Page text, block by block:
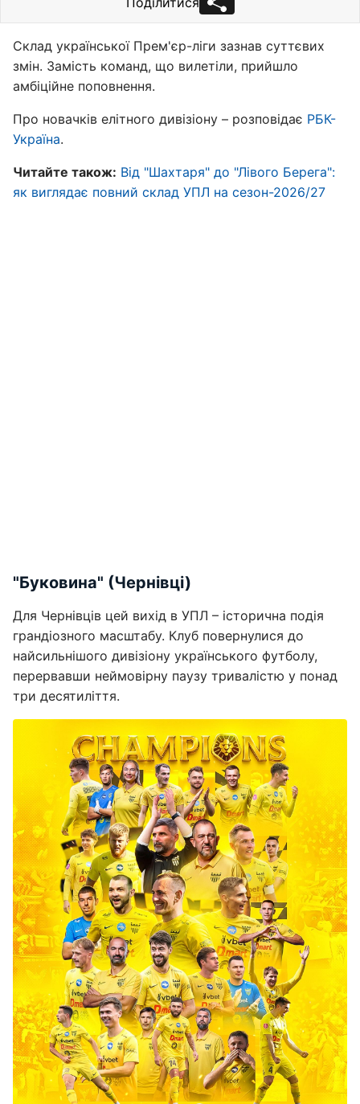
Склад української Прем'єр-ліги зазнав суттєвих
змін. Замість команд, що вилетіли, прийшло
амбіційне поповнення.
Про новачків елітного дивізіону – розповідає РБК-
Україна.
Читайте також: Від "Шахтаря" до "Лівого Берега":
як виглядає повний склад УПЛ на сезон-2026/27
"Буковина" (Чернівці)
Для Чернівців цей вихід в УПЛ – історична подія
грандіозного масштабу. Клуб повернулися до
найсильнішого дивізіону українського футболу,
перервавши неймовірну паузу тривалістю у понад
три десятиліття.